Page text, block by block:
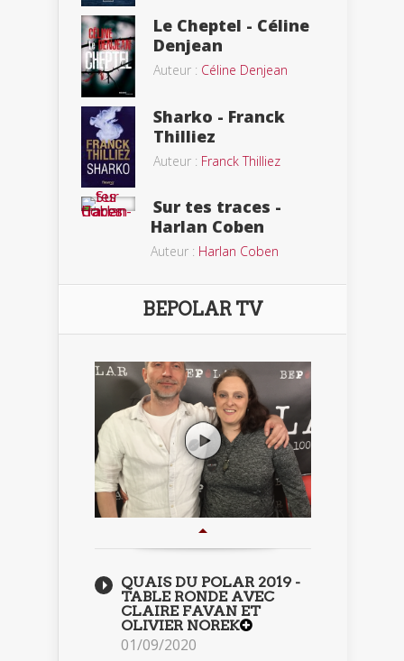
Le Cheptel - Céline
Denjean
Auteur : Céline Denjean
Sharko - Franck
Thilliez
Auteur : Franck Thilliez
Sur tes traces -
Harlan Coben
Auteur : Harlan Coben
BEPOLAR TV
QUAIS DU POLAR 2019 -
TABLE RONDE AVEC
CLAIRE FAVAN ET
OLIVIER NOREK
01/09/2020